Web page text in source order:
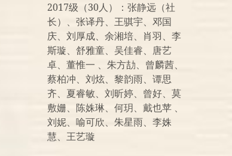
2017级（30人）：张静远（社
长）、张译丹、王骐宇、邓国
庆、刘厚成、余湘培、肖羽、李
斯璇、舒雅童、吴佳睿、唐艺
卓、董惟一 、朱方劼、曾麟茜、
蔡柏冲、刘炫、黎韵雨、谭思
齐、夏睿敏、刘昕婷、曾好、莫
敷姗、陈姝琳、何玥、戴也苹 、
刘妮、喻可欣、朱星雨、李姝
慧、王艺璇